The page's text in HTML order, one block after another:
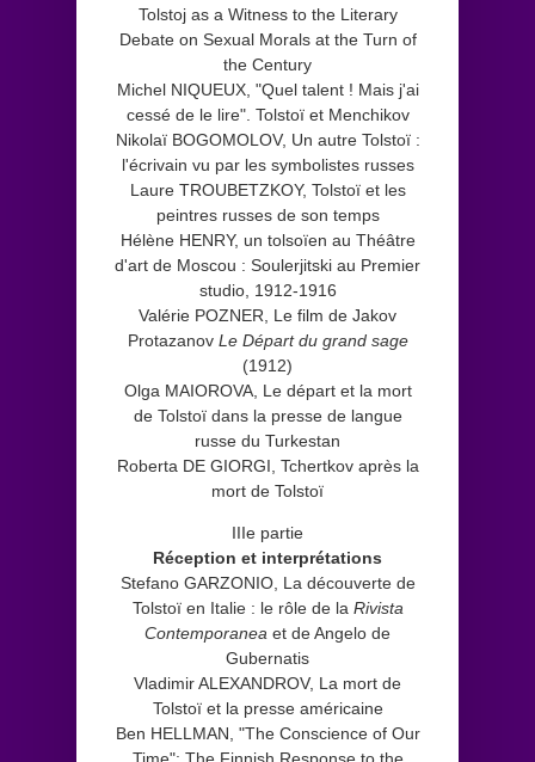
Tolstoj as a Witness to the Literary
Debate on Sexual Morals at the Turn of
the Century
Michel NIQUEUX, "Quel talent ! Mais j'ai
cessé de le lire". Tolstoï et Menchikov
Nikolaï BOGOMOLOV, Un autre Tolstoï :
l'écrivain vu par les symbolistes russes
Laure TROUBETZKOY, Tolstoï et les
peintres russes de son temps
Hélène HENRY, un tolsoïen au Théâtre
d'art de Moscou : Soulerjitski au Premier
studio, 1912-1916
Valérie POZNER, Le film de Jakov
Protazanov Le Départ du grand sage
(1912)
Olga MAIOROVA, Le départ et la mort
de Tolstoï dans la presse de langue
russe du Turkestan
Roberta DE GIORGI, Tchertkov après la
mort de Tolstoï
IIIe partie
Réception et interprétations
Stefano GARZONIO, La découverte de
Tolstoï en Italie : le rôle de la Rivista
Contemporanea et de Angelo de
Gubernatis
Vladimir ALEXANDROV, La mort de
Tolstoï et la presse américaine
Ben HELLMAN, "The Conscience of Our
Time": The Finnish Response to the